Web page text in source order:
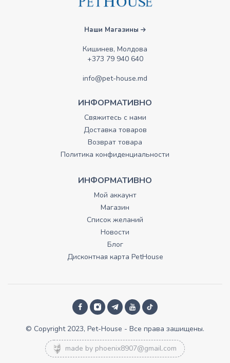
Наши Магазины
Кишинев, Молдова
+373 79 940 640
info@pet-house.md
ИНФОРМАТИВНО
Свяжитесь с нами
Доставка товаров
Возврат товара
Политика конфиденциальности
ИНФОРМАТИВНО
Мой аккаунт
Магазин
Список желаний
Новости
Блог
Дисконтная карта PetHouse
© Copyright 2023, Pet-House - Все права зашищены.
made by phoenix8907@gmail.com